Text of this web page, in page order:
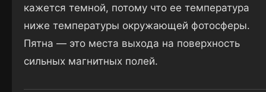
кажется темной, потому что ее температура
ниже температуры окружающей фотосферы.
Пятна — это места выхода на поверхность
сильных магнитных полей.